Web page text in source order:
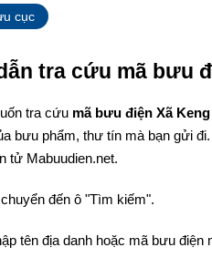
cục
tra cứu mã bưu
tra cứu mã bưu điện Xã
bưu phẩm, thư tín mà bạn gửi
tử Mabuudien.net.
đến ô "Tìm kiếm".
tên địa danh hoặc mã bưu điện